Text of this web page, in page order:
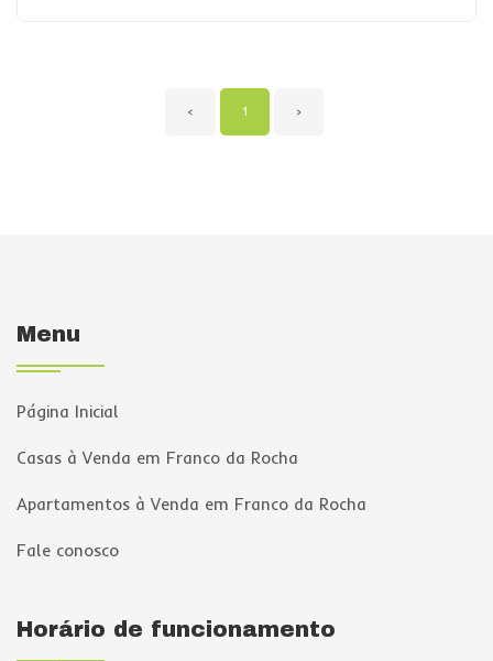
‹ 1 ›
Menu
Página Inicial
Casas à Venda em Franco da Rocha
Apartamentos à Venda em Franco da Rocha
Fale conosco
Horário de funcionamento